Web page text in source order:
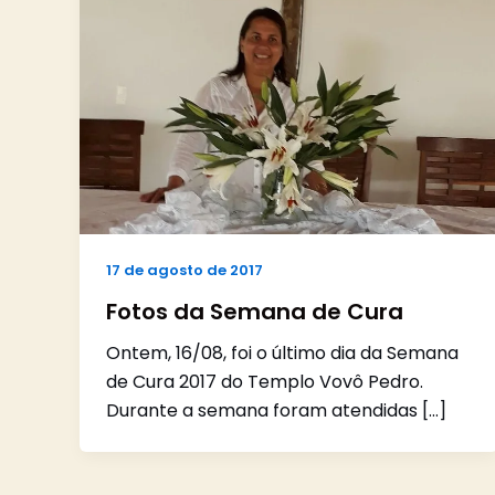
17 de agosto de 2017
Fotos da Semana de Cura
Ontem, 16/08, foi o último dia da Semana
de Cura 2017 do Templo Vovô Pedro.
Durante a semana foram atendidas […]